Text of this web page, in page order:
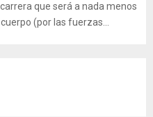
que será a nada menos
(por las fuerzas...